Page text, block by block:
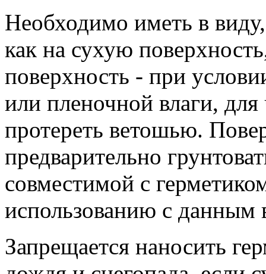
Необходимо иметь в
как на сухую
поверхность - при
или пленочной влаги,
протереть ветошью.
предварительно
совместимой с
использованию с данным
Запрещается наносить